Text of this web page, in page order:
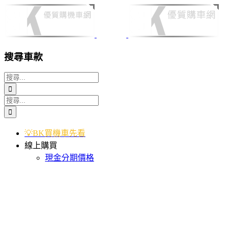
Skip
搜尋車款
搜
索
結
果：
搜
索
💡BK買機車先看
線上購買
現金分期價格